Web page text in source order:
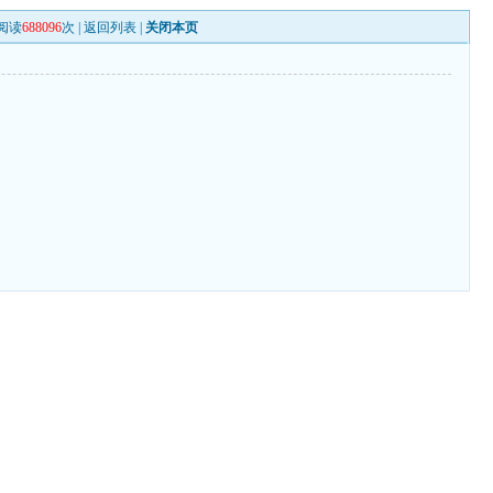
读688096次 |返回列表 关闭本页